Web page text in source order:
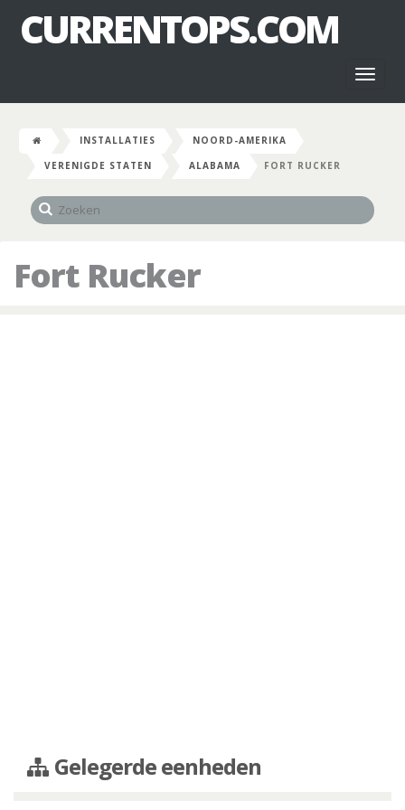
CURRENTOPS.COM
INSTALLATIES
NOORD-AMERIKA
VERENIGDE STATEN
ALABAMA FORT RUCKER
Fort Rucker
Gelegerde eenheden